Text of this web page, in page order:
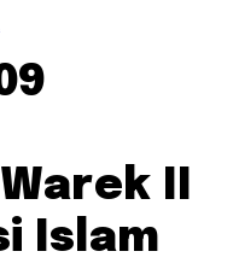
II
Islam